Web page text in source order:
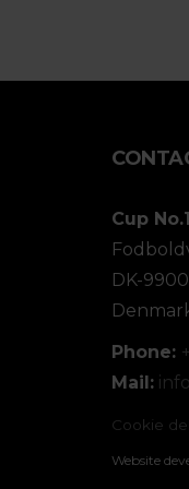
Cup No.1
DK-
Phone:
Mail:
Cookie
Website